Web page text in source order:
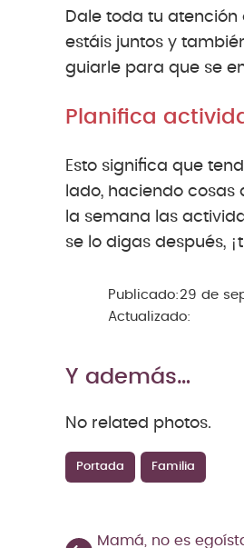
Dale toda tu
estáis juntos y
guiarle para que se
Planifica
Esto significa que
lado, haciendo cosas
la semana las
se lo digas después,
Publicado:29 de
Actualizado:
Y además…
No related photos.
Portada Familia
Mamá, no es